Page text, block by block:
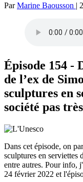
ParMarine Baousson |
Épisode 154 -
de l’ex de
sculptures en
société pas
Dans cet épisode, on
sculptures en serviettes
entre autres. Pour info,
24 février 2022 et